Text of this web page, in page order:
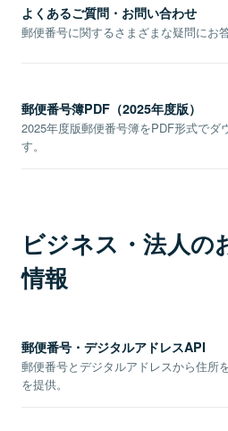
よくあるご質問・お問い合わせ
郵便番号に関するさまざまな疑問にお
郵便番号簿PDF（2025年度版）
2025年度版郵便番号簿をPDF形式でダ
す。
ビジネス・法人の
情報
郵便番号・デジタルアドレスAPI
郵便番号とデジタルアドレスから住所
を提供。